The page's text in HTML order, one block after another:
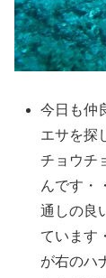
今日も仲
エサを探
チョウチ
んです・
通しの良
ています
が右のハ